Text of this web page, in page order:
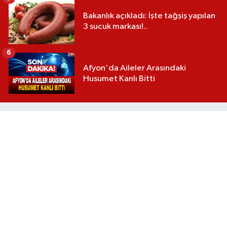
Bakanlık açıkladı: İşte tağşiş yapılan
3 sucuk markası!..
Afyon'da Aileler Arasındaki
Husumet Kanlı Bitti
6